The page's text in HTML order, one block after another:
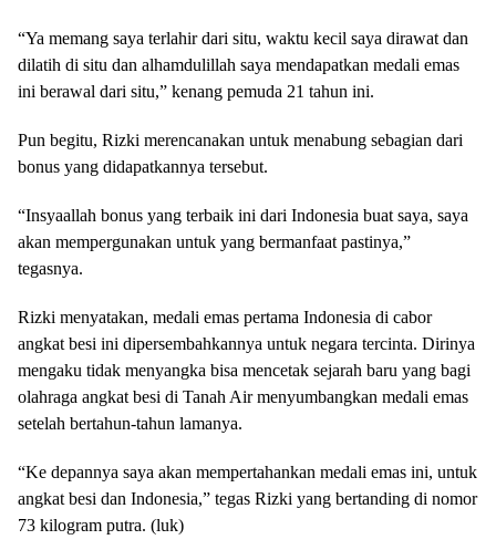
“Ya memang saya terlahir dari situ, waktu kecil saya dirawat dan
dilatih di situ dan alhamdulillah saya mendapatkan medali emas
ini berawal dari situ,” kenang pemuda 21 tahun ini.
Pun begitu, Rizki merencanakan untuk menabung sebagian dari
bonus yang didapatkannya tersebut.
“Insyaallah bonus yang terbaik ini dari Indonesia buat saya, saya
akan mempergunakan untuk yang bermanfaat pastinya,”
tegasnya.
Rizki menyatakan, medali emas pertama Indonesia di cabor
angkat besi ini dipersembahkannya untuk negara tercinta. Dirinya
mengaku tidak menyangka bisa mencetak sejarah baru yang bagi
olahraga angkat besi di Tanah Air menyumbangkan medali emas
setelah bertahun-tahun lamanya.
“Ke depannya saya akan mempertahankan medali emas ini, untuk
angkat besi dan Indonesia,” tegas Rizki yang bertanding di nomor
73 kilogram putra. (luk)